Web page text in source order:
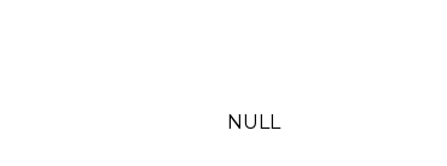
NULL